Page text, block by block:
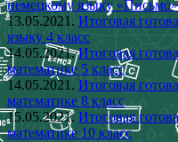
немецкому языку
13.05.2021. Итоговая
языку 4 класс
14.05.2021.Итоговая
математике 5 класс
14.05.2021. Итоговая
математике 8 класс
15.05.2021.Итоговая
математике 10 класс